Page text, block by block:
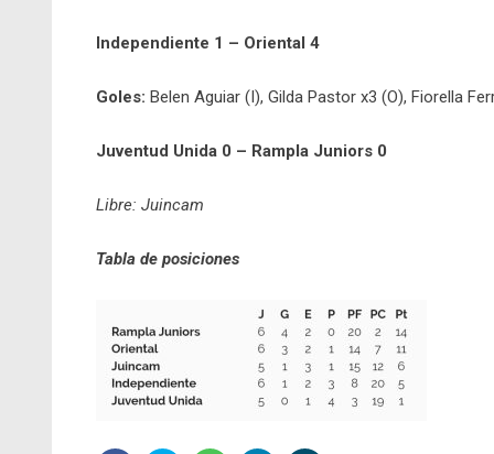
Independiente 1 – Oriental 4
Goles: Belen Aguiar (I), Gilda Pastor x3 (O), Fiorella
Juventud Unida 0 – Rampla Juniors 0
Libre: Juincam
Tabla de posiciones